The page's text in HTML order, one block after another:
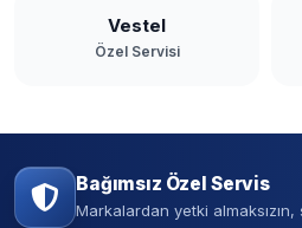
Vestel
Özel Servisi
Bağımsız Özel Servis
Markalardan yetki